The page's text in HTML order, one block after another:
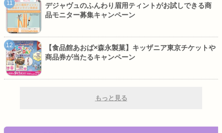
デジャヴュのふんわり眉用ティントがお試しできる商
品モニター募集キャンペーン
【食品館あおば×森永製菓】キッザニア東京チケットや
商品券が当たるキャンペーン
もっと見る